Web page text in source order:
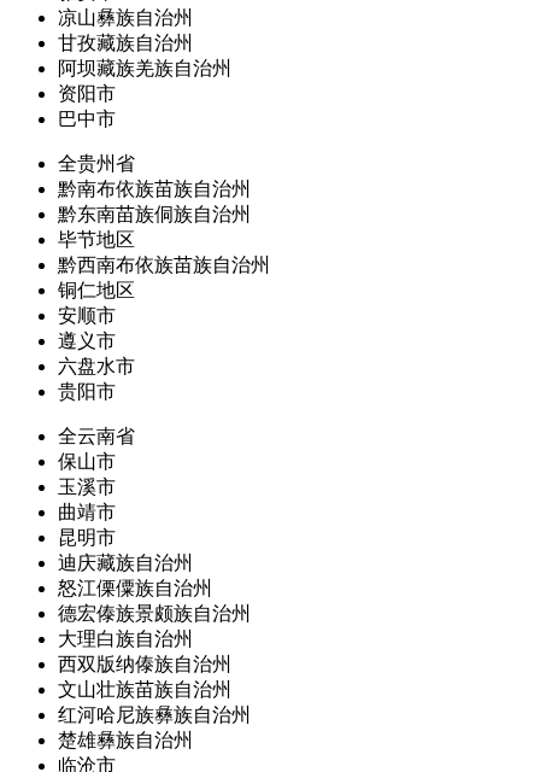
凉山彝族自治州
甘孜藏族自治州
阿坝藏族羌族自治州
资阳市
巴中市
全贵州省
黔南布依族苗族自治州
黔东南苗族侗族自治州
毕节地区
黔西南布依族苗族自治州
铜仁地区
安顺市
遵义市
六盘水市
贵阳市
全云南省
保山市
玉溪市
曲靖市
昆明市
迪庆藏族自治州
怒江傈僳族自治州
德宏傣族景颇族自治州
大理白族自治州
西双版纳傣族自治州
文山壮族苗族自治州
红河哈尼族彝族自治州
楚雄彝族自治州
临沧市